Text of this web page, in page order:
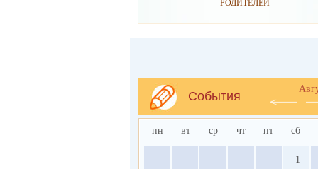
РОДИТЕЛЕЙ
События
пн вт ср чт пт сб
1